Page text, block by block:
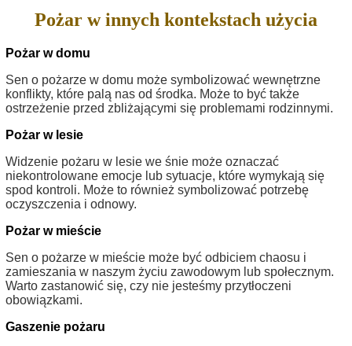
Pożar w innych kontekstach użycia
Pożar w domu
Sen o pożarze w domu może symbolizować wewnętrzne
konflikty, które palą nas od środka. Może to być także
ostrzeżenie przed zbliżającymi się problemami rodzinnymi.
Pożar w lesie
Widzenie pożaru w lesie we śnie może oznaczać
niekontrolowane emocje lub sytuacje, które wymykają się
spod kontroli. Może to również symbolizować potrzebę
oczyszczenia i odnowy.
Pożar w mieście
Sen o pożarze w mieście może być odbiciem chaosu i
zamieszania w naszym życiu zawodowym lub społecznym.
Warto zastanowić się, czy nie jesteśmy przytłoczeni
obowiązkami.
Gaszenie pożaru